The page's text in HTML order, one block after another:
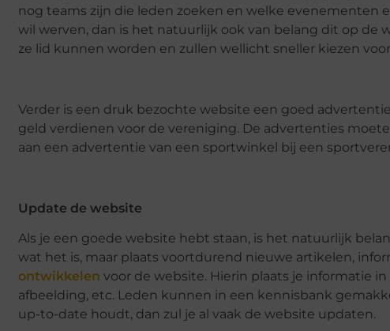
nog teams zijn die leden zoeken en welke evenementen
wil werven, dan is het natuurlijk ook van belang dit op
ze lid kunnen worden en zullen wellicht sneller kiezen
Verder is een druk bezochte website een goed
geld verdienen voor de vereniging. De advertenties
aan een advertentie van een sportwinkel bij een
Update de website
Als je een goede website hebt staan, is het natuurlijk
wat het is, maar plaats voortdurend nieuwe artikelen,
ontwikkelen voor de website. Hierin plaats je informatie
afbeelding, etc. Leden kunnen in een kennisbank
up-to-date houdt, dan zul je al vaak de website updaten.